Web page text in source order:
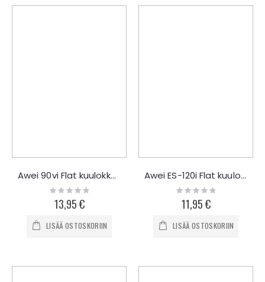
Awei 90vi Flat kuulokkeet
Rating:
0%
13,95 €
LISÄÄ OSTOSKORIIN
Awei ES-120i Flat kuulokkeet
Rating:
0%
11,95 €
LISÄÄ OSTOSKORIIN